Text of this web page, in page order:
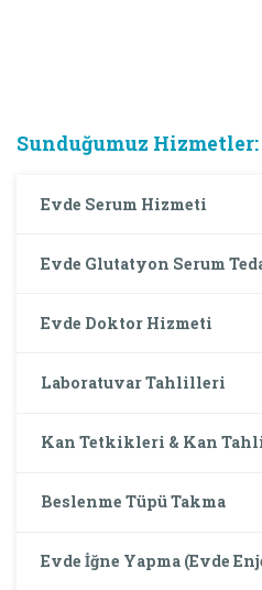
Sunduğumuz Hizmetler:
Evde Serum Hizmeti
Evde Glutatyon Serum
Evde Doktor Hizmeti
Laboratuvar Tahlilleri
Kan Tetkikleri & Kan
Beslenme Tüpü Takma
Evde İğne Yapma (Evde